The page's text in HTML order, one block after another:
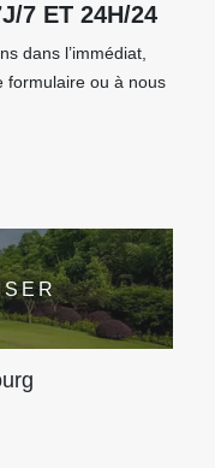
7 ET 24H/24
dans l’immédiat,
formulaire ou à nous